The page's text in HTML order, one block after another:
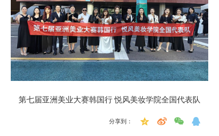
第七届亚洲美业大赛韩国行 悦风美妆学院全国代表队
分享到：